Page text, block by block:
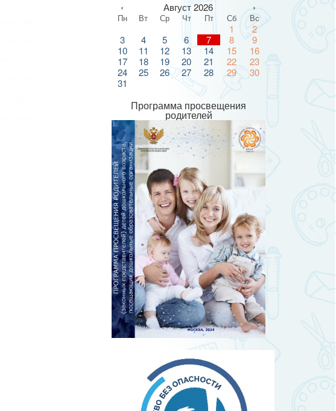
‹ Август 2026 ›
Пн Вт Ср Чт Пт Сб Вс
1
2
3
4 5 6 7 8
9
10
11 12 13 14 15
16
17
18 19 20 21 22
23
24
25 26 27 28 29
30
31
Программа просвещения
родителей